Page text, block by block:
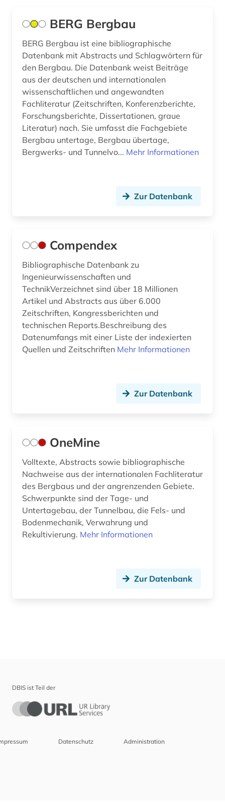
BERG Bergbau
BERG Bergbau ist eine bibliographische
Datenbank mit Abstracts und Schlagwörtern für
den Bergbau. Die Datenbank weist Beiträge
aus der deutschen und internationalen
wissenschaftlichen und angewandten
Fachliteratur (Zeitschriften, Konferenzberichte,
Forschungsberichte, Dissertationen, graue
Literatur) nach. Sie umfasst die Fachgebiete
Bergbau untertage, Bergbau übertage,
Bergwerks- und Tunnelvo... Mehr Informationen
Zur Datenbank
Compendex
Bibliographische Datenbank zu
Ingenieurwissenschaften und
TechnikVerzeichnet sind über 18 Millionen
Artikel und Abstracts aus über 6.000
Zeitschriften, Kongressberichten und
technischen Reports.Beschreibung des
Datenumfangs mit einer Liste der indexierten
Quellen und Zeitschriften Mehr Informationen
Zur Datenbank
OneMine
Volltexte, Abstracts sowie bibliographische
Nachweise aus der internationalen Fachliteratur
des Bergbaus und der angrenzenden Gebiete.
Schwerpunkte sind der Tage- und
Untertagebau, der Tunnelbau, die Fels- und
Bodenmechanik, Verwahrung und
Rekultivierung. Mehr Informationen
Zur Datenbank
DBIS ist Teil der
Datenschutz Administration